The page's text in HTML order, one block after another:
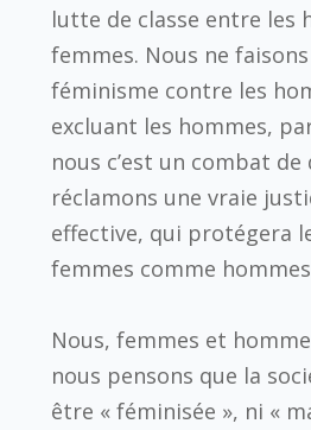
lutte de classe entre les
femmes. Nous ne
féminisme contre les
excluant les hommes,
nous c’est un combat
réclamons une vraie
effective, qui protégera
femmes comme
Nous, femmes et
nous pensons que la
être « féminisée », ni «